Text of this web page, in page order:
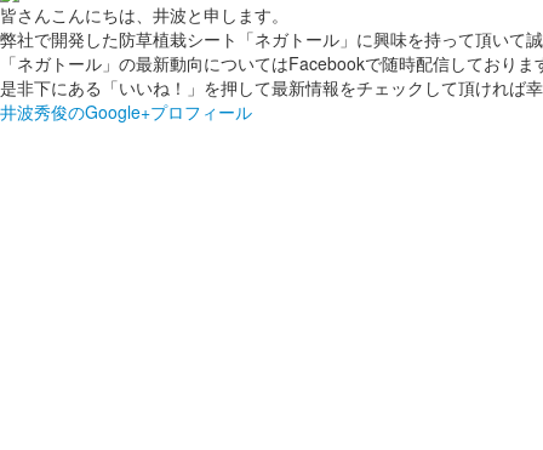
皆さんこんにちは、井波と申します。
弊社で開発した防草植栽シート「ネガトール」に興味を持って頂いて
「ネガトール」の最新動向についてはFacebookで随時配信しておりま
是非下にある「いいね！」を押して最新情報をチェックして頂ければ
井波秀俊のGoogle+プロフィール